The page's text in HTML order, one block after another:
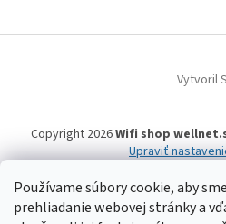
Používame súbory cookie, aby
prehliadanie webovej stránky a
Vytvoril
Copyright 2026Wifi shop
Upraviť
Wifi shop wellnet.sk prevádzkuje